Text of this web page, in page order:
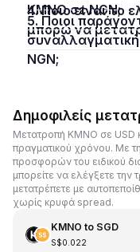
KMNO σε NGN;
4. Ποιο είναι το ελάχιστο ποσό KMNO που
μπορώ να
5. Ποιοι παράγοντες επηρεάζουν τη
συναλλαγματική
NGN;
Δημοφιλείς
Μετατροπή KMNO σε USD
πραγματικού χρόνου. Με
προσφορών του ειδικού
μπορείτε να ελέγξετε την
μετατρέπετε με
χωρίς κρυφά spread.
KMNO to SGD
S$0.022